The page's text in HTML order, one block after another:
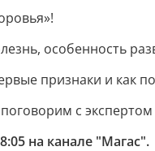
особенность
признаки и как
с
на канале "Магас".